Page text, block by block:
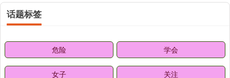
话题标签
危险 学会
女子 关注